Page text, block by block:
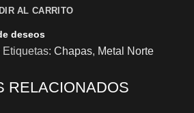
AL CARRITO
deseos
Etiquetas: Chapas, Metal Norte
RELACIONADOS